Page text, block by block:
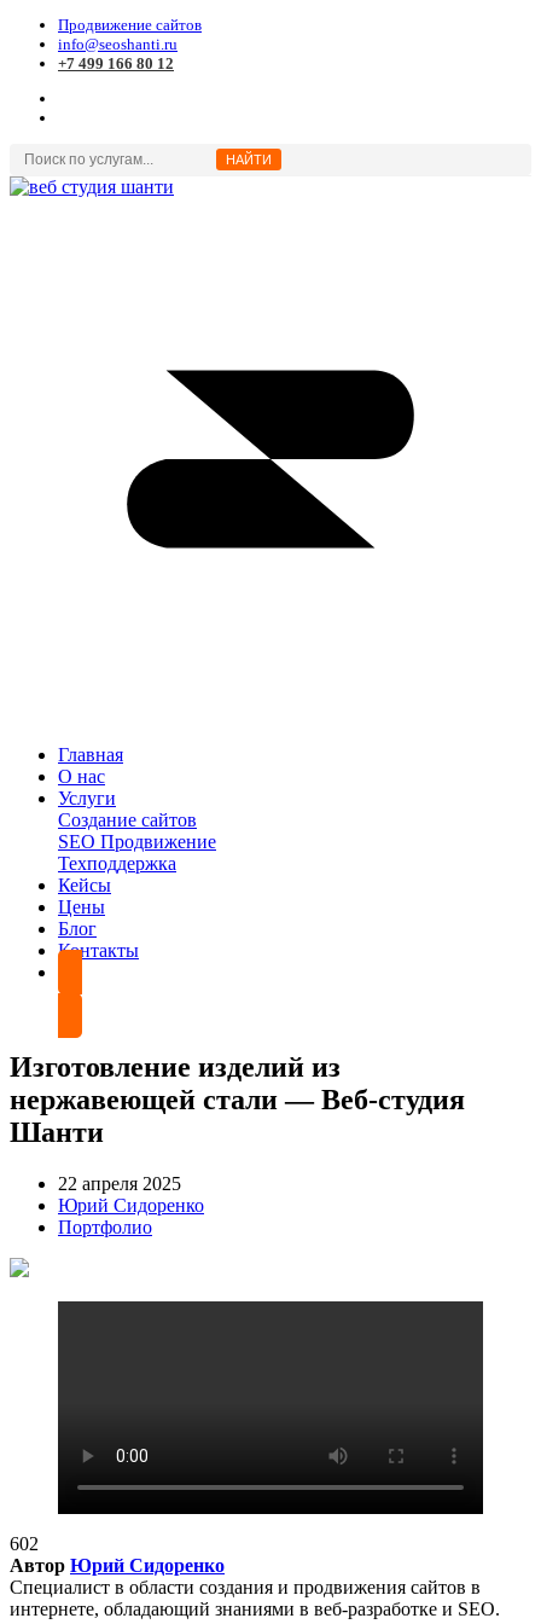
Продвижение сайтов
info@seoshanti.ru
+7 499 166 80 12
Главная
О нас
Услуги
Создание сайтов
SEO Продвижение
Техподдержка
Кейсы
Цены
Блог
Контакты
Изготовление изделий из
нержавеющей стали — Веб-студия
Шанти
22 апреля 2025
Юрий Сидоренко
Портфолио
602
Автор Юрий Сидоренко
Специалист в области создания и продвижения сайтов в
интернете, обладающий знаниями в веб-разработке и SEO.